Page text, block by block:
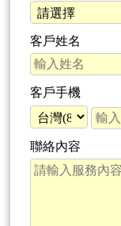
客戶姓名
客戶手機
聯絡內容